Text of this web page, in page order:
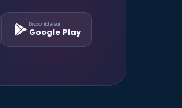
Disponible sur
Google Play